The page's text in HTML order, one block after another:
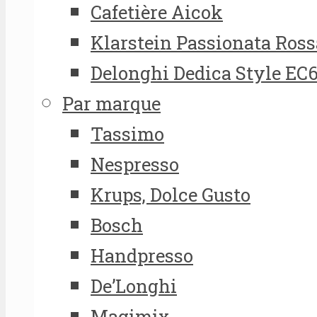
Cafetière Aicok
Klarstein Passionata
Delonghi Dedica Style
Par marque
Tassimo
Nespresso
Krups, Dolce Gusto
Bosch
Handpresso
De’Longhi